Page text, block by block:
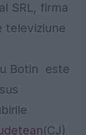
SRL, firma
televiziune
Botin este
(CJ)